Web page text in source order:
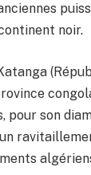
noir.
pour son